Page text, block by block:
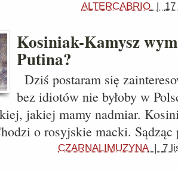
ALTERCABRIO |
Kosiniak-Kamysz
Putina?
Dziś postaram się
bez idiotów nie byłoby w
jakiej mamy nadmiar.
o rosyjskie macki.
CZARNALIMUZYNA| 7